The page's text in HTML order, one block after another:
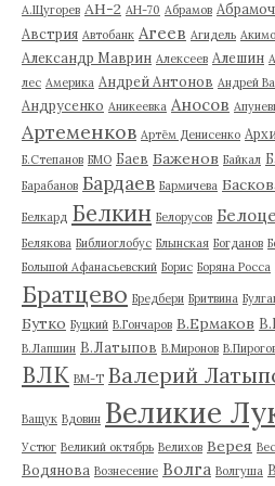
А.Щугорев АН-2 АН-70 Абрамов
Австрия Автобанк Агеев Агидель
Александр Маврин Алексеев Алешин
лес Америка Андрей Антонов Андрей
Андрусенко Аникеевка Аносов
Артеменков Артём Денисенко
Б.Степанов БМО Баев Баженов Байкал
Барабанов Бардаев Бармичева
Белкард Белкин Белорусов
Белякова Библиоглобус Блынская Богданов
Большой Афанасьевский Борис Боряна Росса
Братцево Бредбери Бритвина
Бутко Буцкий В.Гончаров В.Ермаков
В.Лапшин В.Латыпов В.Миронов
ВЛК ВМ-Т Валерий
Ващук Вдовин Великие
Устюг Великий октябрь Велихов Верея
Водянова Вознесение Волга Волгуша